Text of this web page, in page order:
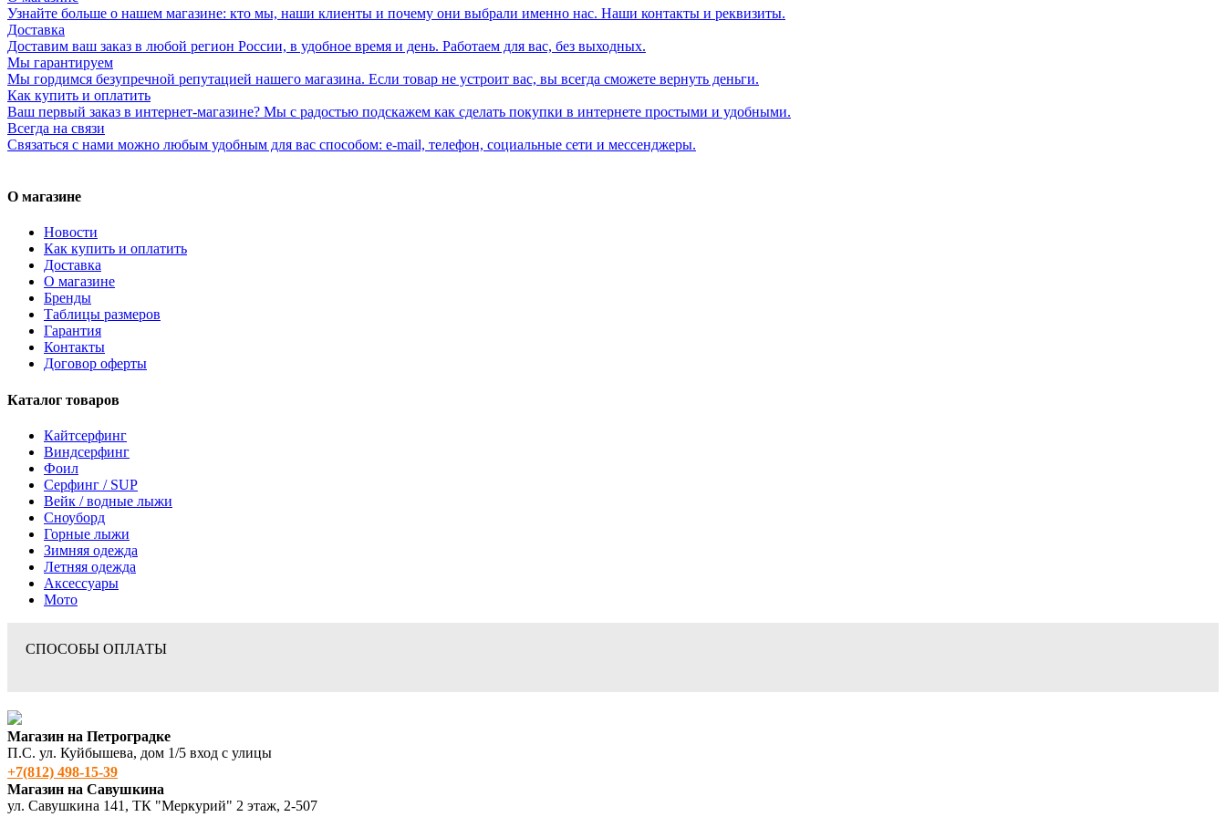
Узнайте больше о нашем магазине: кто мы, наши клиенты и почему они выбрали именно нас. Наши контакты и реквизиты.
Доставка
Доставим ваш заказ в любой регион России, в удобное время и день. Работаем для вас, без выходных.
Мы гарантируем
Мы гордимся безупречной репутацией нашего магазина. Если товар не устроит вас, вы всегда сможете вернуть деньги.
Как купить и оплатить
Ваш первый заказ в интернет-магазине? Мы с радостью подскажем как сделать покупки в интернете простыми и удобными.
Всегда на связи
Связаться с нами можно любым удобным для вас способом: e-mail, телефон, социальные сети и мессенджеры.
О магазине
Новости
Как купить и оплатить
Доставка
О магазине
Бренды
Таблицы размеров
Гарантия
Контакты
Договор оферты
Каталог товаров
Кайтсерфинг
Виндсерфинг
Фоил
Серфинг / SUP
Вейк / водные лыжи
Сноуборд
Горные лыжи
Зимняя одежда
Летняя одежда
Аксессуары
Мото
СПОСОБЫ ОПЛАТЫ
Магазин на Петроградке
П.С. ул. Куйбышева, дом 1/5 вход с улицы
+7(812) 498‑15-39
Магазин на Савушкина
ул. Савушкина 141, ТК "Меркурий" 2 этаж, 2-507